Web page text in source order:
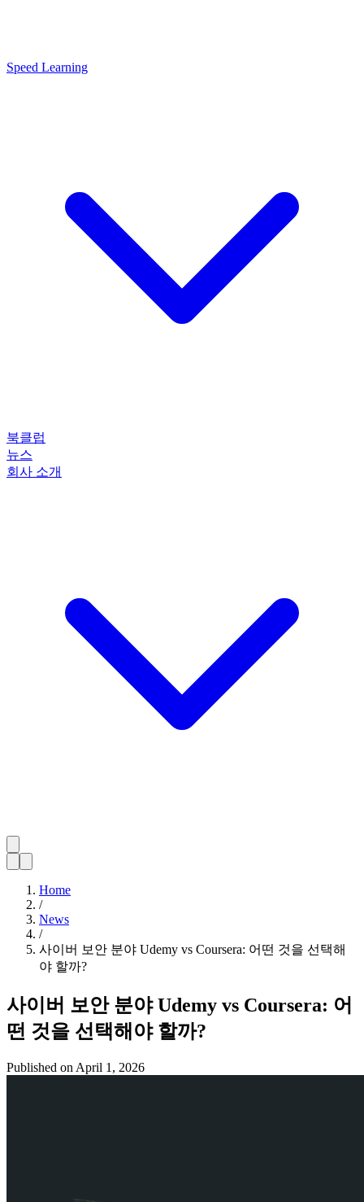
Speed Learning
북클럽
뉴스
회사 소개
Home
/
News
/
사이버 보안 분야 Udemy vs Coursera: 어떤 것을 선택해
야 할까?
사이버 보안 분야 Udemy vs Coursera: 어
떤 것을 선택해야 할까?
Published on April 1, 2026